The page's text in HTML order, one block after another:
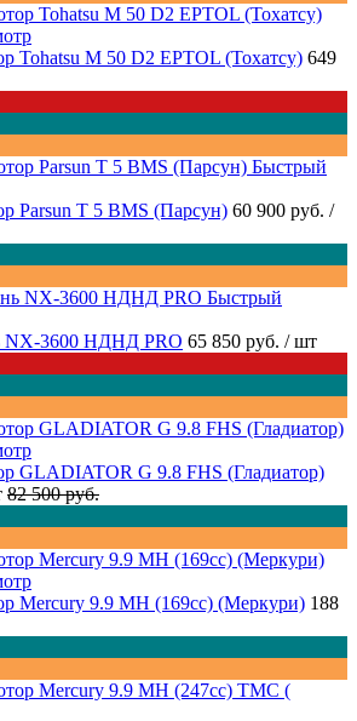
Tohatsu M 50 D2 EPTOL (Тохатсу) 649
Быстрый
Parsun T 5 BMS (Парсун) 60 900 руб. /
Быстрый
NX-3600 НДНД PRO 65 850 руб. / шт
GLADIATOR G 9.8 FHS (Гладиатор)
82 500 руб.
Mercury 9.9 MH (169cc) (Меркури) 188